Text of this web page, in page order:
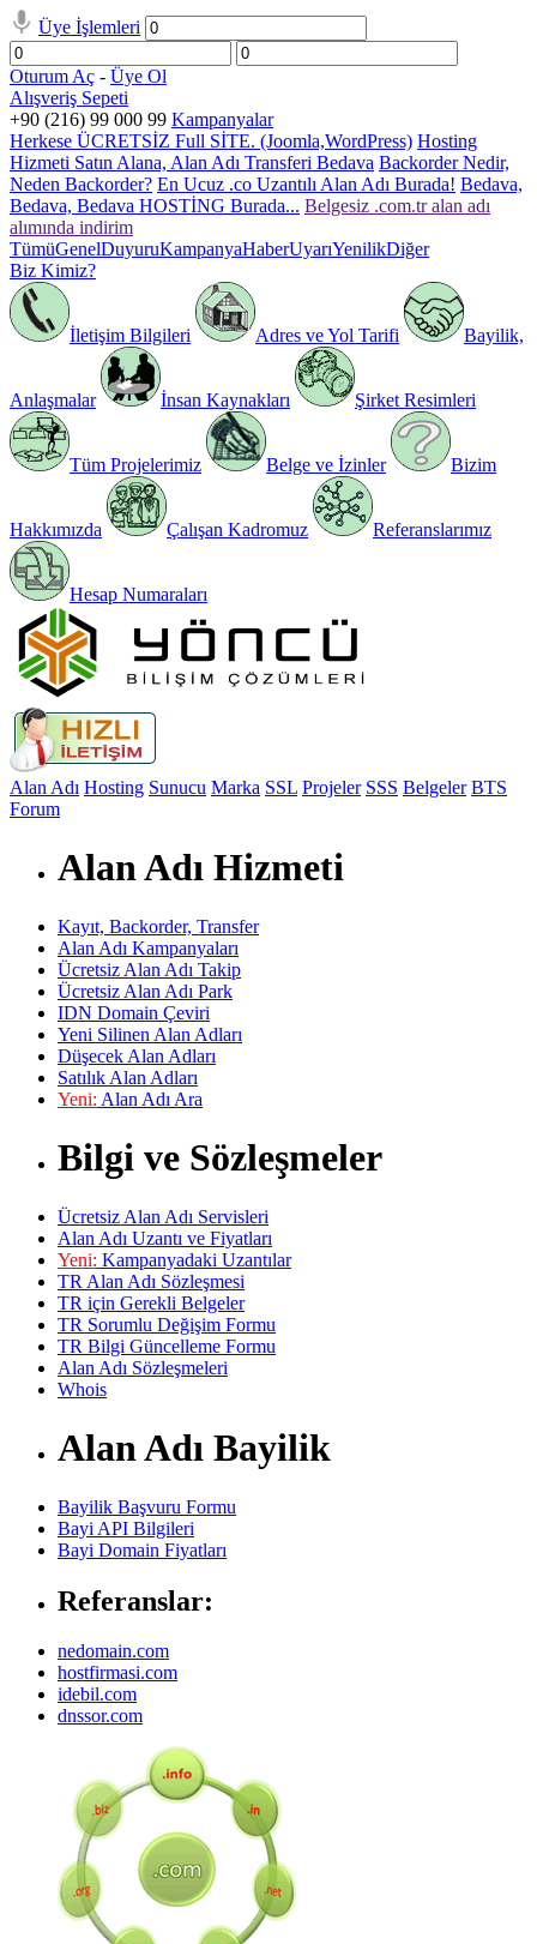
Üye İşlemleri
Oturum Aç - Üye Ol
Alışveriş Sepeti
+90 (216) 99 000 99 Kampanyalar
Herkese ÜCRETSİZ Full SİTE. (Joomla,WordPress) Hosting
Hizmeti Satın Alana, Alan Adı Transferi Bedava Backorder Nedir,
Neden Backorder? En Ucuz .co Uzantılı Alan Adı Burada! Bedava,
Bedava, Bedava HOSTİNG Burada... Belgesiz .com.tr alan adı
alımında indirim
TümüGenelDuyuruKampanyaHaberUyarıYenilikDiğer
Biz Kimiz?
İletişim Bilgileri Adres ve Yol Tarifi Bayilik,
Anlaşmalar İnsan Kaynakları Şirket Resimleri
Tüm Projelerimiz Belge ve İzinler Bizim
Hakkımızda Çalışan Kadromuz Referanslarımız
Hesap Numaraları
Alan Adı Hosting Sunucu Marka SSL Projeler SSS Belgeler BTS
Forum
Alan Adı Hizmeti
Kayıt, Backorder, Transfer
Alan Adı Kampanyaları
Ücretsiz Alan Adı Takip
Ücretsiz Alan Adı Park
IDN Domain Çeviri
Yeni Silinen Alan Adları
Düşecek Alan Adları
Satılık Alan Adları
Yeni: Alan Adı Ara
Bilgi ve Sözleşmeler
Ücretsiz Alan Adı Servisleri
Alan Adı Uzantı ve Fiyatları
Yeni: Kampanyadaki Uzantılar
TR Alan Adı Sözleşmesi
TR için Gerekli Belgeler
TR Sorumlu Değişim Formu
TR Bilgi Güncelleme Formu
Alan Adı Sözleşmeleri
Whois
Alan Adı Bayilik
Bayilik Başvuru Formu
Bayi API Bilgileri
Bayi Domain Fiyatları
Referanslar:
nedomain.com
hostfirmasi.com
idebil.com
dnssor.com